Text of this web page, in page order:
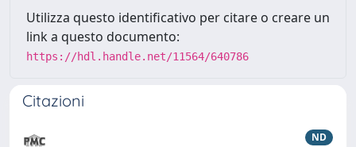
Utilizza questo identificativo per citare o creare un
link a questo documento:
https://hdl.handle.net/11564/640786
Citazioni
ND